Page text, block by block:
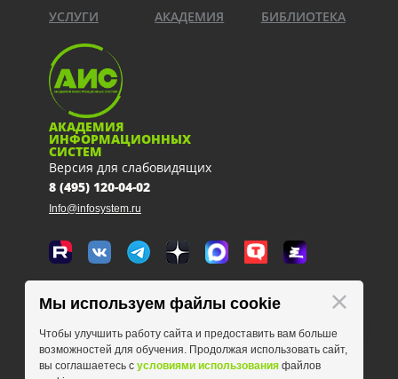
УСЛУГИ АКАДЕМИЯ БИБЛИОТЕКА
АКАДЕМИЯ
ИНФОРМАЦИОННЫХ
СИСТЕМ
Версия для слабовидящих
8 (495) 120-04-02
Info@infosystem.ru
Москва, 111123, ул. Плеханова, 4а
схема проезда
Мы используем файлы cookie
Чтобы улучшить работу сайта и предоставить вам больше
возможностей для обучения. Продолжая использовать сайт,
вы соглашаетесь с условиями использования файлов